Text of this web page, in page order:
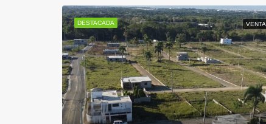
DESTACADA VENTA